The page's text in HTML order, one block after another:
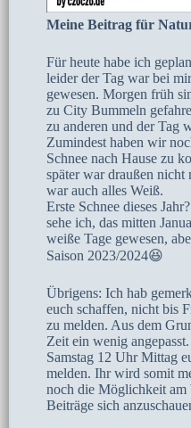
Meine Beitrag für
Für heute habe ich
leider der Tag war bei
gewesen. Morgen früh
zu City Bummeln
zu anderen und der Tag
Zumindest haben wir
Schnee nach Hause zu
später war draußen nicht
war auch alles Weiß.
Erste Schnee dieses
sehe ich, das mitten
weiße Tage gewesen,
Saison 2023/2024😆
Übrigens: Ich hab
euch schaffen, nicht bis
zu melden. Aus dem
Zeit ein wenig
Samstag 12 Uhr Mittag
melden. Ihr wird somit
noch die Möglichkeit am
Beiträge sich